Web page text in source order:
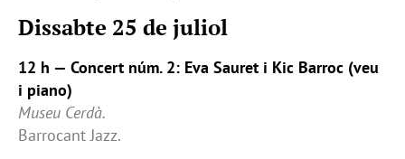
Dissabte 25 de juliol
12 h — Concert núm. 2: Eva Sauret i Kic Barroc (veu
i piano)
Museu Cerdà.
Barrocant Jazz.